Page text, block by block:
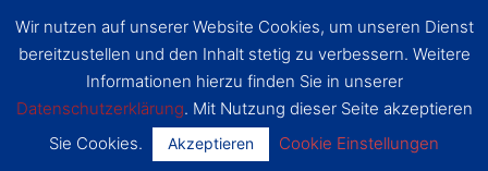
Inhalt
springen
SSF
Dragons
Bonn
Main
Menu
Wir nutzen auf unserer Website Cookies, um unseren Dienst
bereitzustellen und den Inhalt stetig zu verbessern. Weitere
Informationen hierzu finden Sie in unserer
Datenschutzerklärung. Mit Nutzung dieser Seite akzeptieren
Sie Cookies.
Akzeptieren Cookie Einstellungen